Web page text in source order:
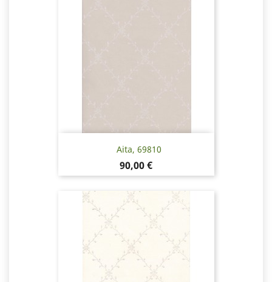
Aita, 69810
Pris
90,00 €